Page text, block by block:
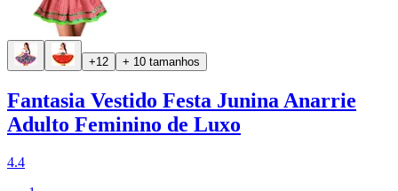
+12 + 10 tamanhos
Fantasia Vestido Festa Junina Anarrie
Adulto Feminino de Luxo
4.4